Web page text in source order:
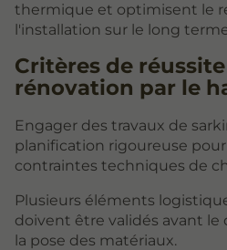
thermique et optimisent le
l'installation sur le long
Critères de
rénovation par le
Engager des travaux de
planification rigoureuse
contraintes techniques de
Plusieurs éléments
doivent être validés avant le
la pose des matériaux.